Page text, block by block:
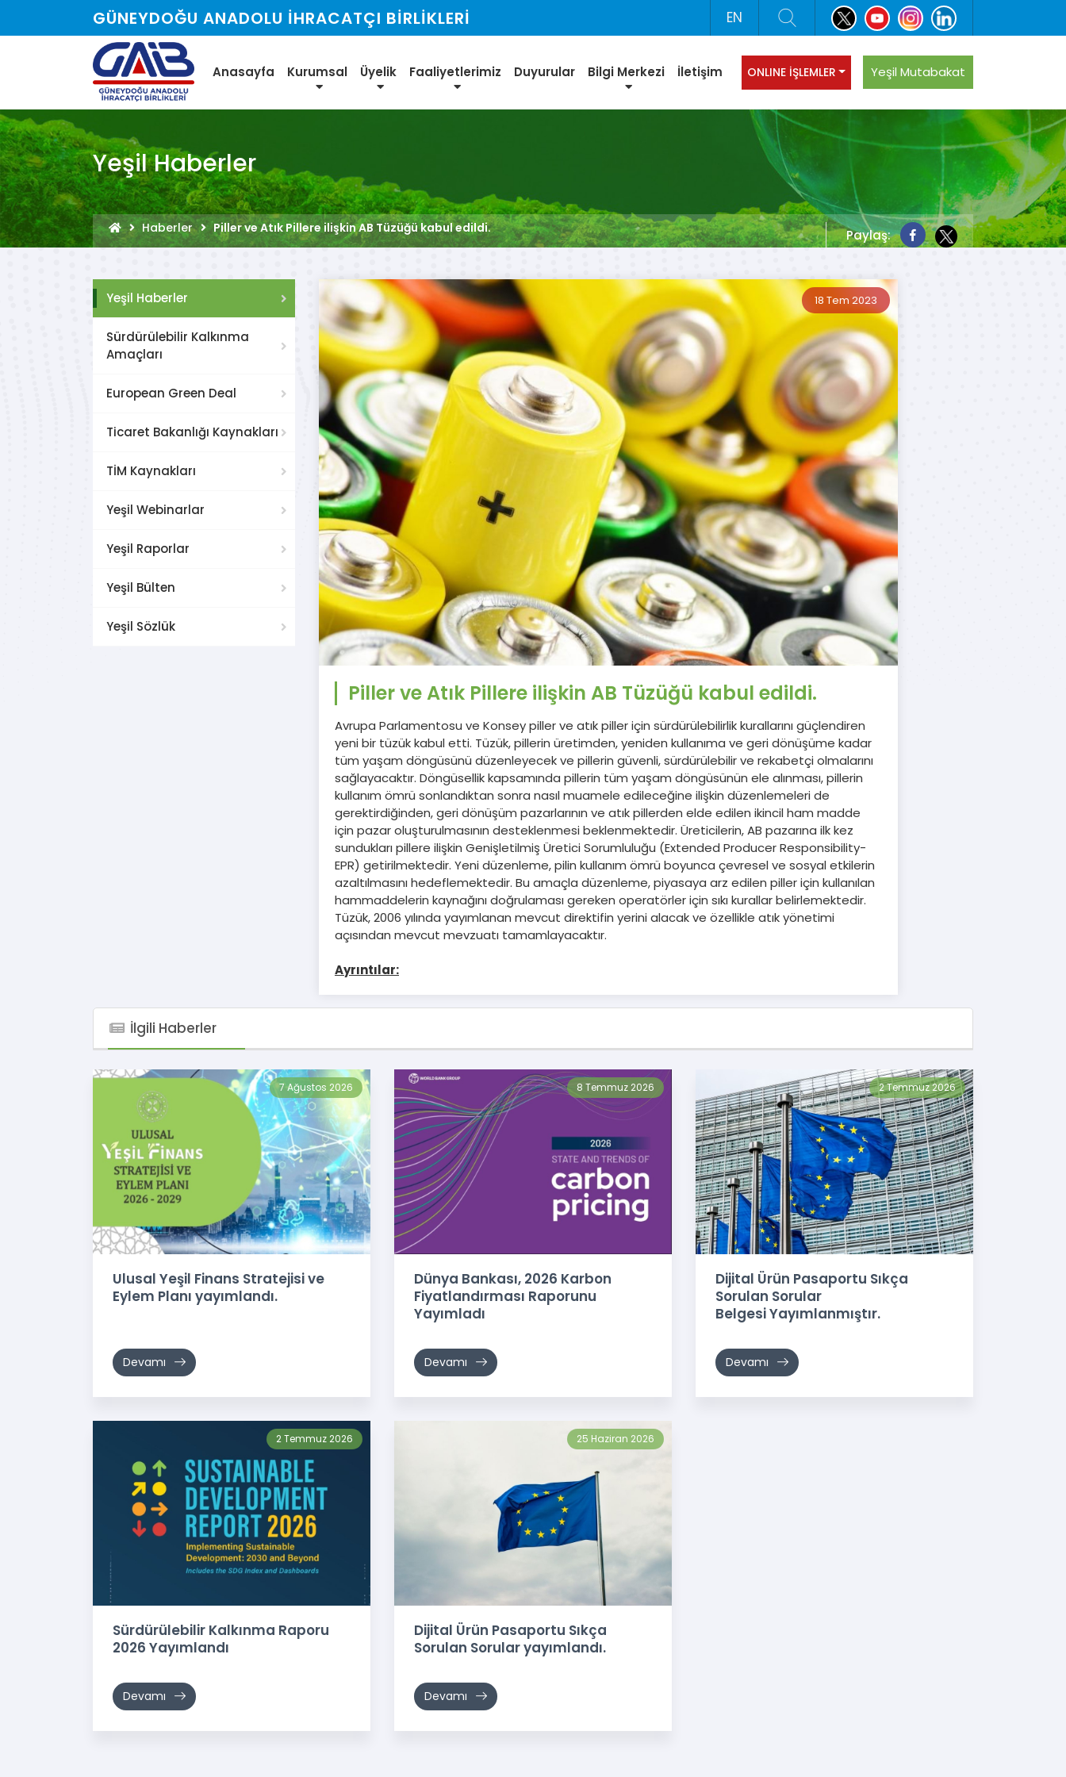
GÜNEYDOĞU ANADOLU İHRACATÇI BİRLİKLERİ EN
Anasayfa Kurumsal Üyelik Faaliyetlerimiz Duyurular Bilgi Merkezi İletişim ONLINE İŞLEMLER Yeşil Mutabakat
Yeşil Haberler
Haberler Piller ve Atık Pillere ilişkin AB Tüzüğü kabul edildi. Paylaş:
Yeşil Haberler
Sürdürülebilir Kalkınma
Amaçları
European Green Deal
Ticaret Bakanlığı Kaynakları
TİM Kaynakları
Yeşil Webinarlar
Yeşil Raporlar
Yeşil Bülten
Yeşil Sözlük
18 Tem 2023
Piller ve Atık Pillere ilişkin AB Tüzüğü kabul edildi.
Avrupa Parlamentosu ve Konsey piller ve atık piller için sürdürülebilirlik kurallarını güçlendiren
yeni bir tüzük kabul etti. Tüzük, pillerin üretimden, yeniden kullanıma ve geri dönüşüme kadar
tüm yaşam döngüsünü düzenleyecek ve pillerin güvenli, sürdürülebilir ve rekabetçi olmalarını
sağlayacaktır. Döngüsellik kapsamında pillerin tüm yaşam döngüsünün ele alınması, pillerin
kullanım ömrü sonlandıktan sonra nasıl muamele edileceğine ilişkin düzenlemeleri de
gerektirdiğinden, geri dönüşüm pazarlarının ve atık pillerden elde edilen ikincil ham madde
için pazar oluşturulmasının desteklenmesi beklenmektedir. Üreticilerin, AB pazarına ilk kez
sundukları pillere ilişkin Genişletilmiş Üretici Sorumluluğu (Extended Producer Responsibility-
EPR) getirilmektedir. Yeni düzenleme, pilin kullanım ömrü boyunca çevresel ve sosyal etkilerin
azaltılmasını hedeflemektedir. Bu amaçla düzenleme, piyasaya arz edilen piller için kullanılan
hammaddelerin kaynağını doğrulaması gereken operatörler için sıkı kurallar belirlemektedir.
Tüzük, 2006 yılında yayımlanan mevcut direktifin yerini alacak ve özellikle atık yönetimi
açısından mevcut mevzuatı tamamlayacaktır.
Ayrıntılar:
İlgili Haberler
7 Ağustos 2026
Ulusal Yeşil Finans Stratejisi ve
Eylem Planı yayımlandı.
Devamı
8 Temmuz 2026
Dünya Bankası, 2026 Karbon
Fiyatlandırması Raporunu
Yayımladı
Devamı
2 Temmuz 2026
Dijital Ürün Pasaportu Sıkça
Sorulan Sorular
Belgesi Yayımlanmıştır.
Devamı
2 Temmuz 2026
Sürdürülebilir Kalkınma Raporu
2026 Yayımlandı
Devamı
25 Haziran 2026
Dijital Ürün Pasaportu Sıkça
Sorulan Sorular yayımlandı.
Devamı